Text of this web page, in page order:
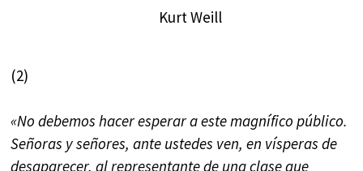
Kurt Weill
(2)
«No debemos hacer esperar a este magnífico público.
Señoras y señores, ante ustedes ven, en vísperas de
desaparecer, al representante de una clase que